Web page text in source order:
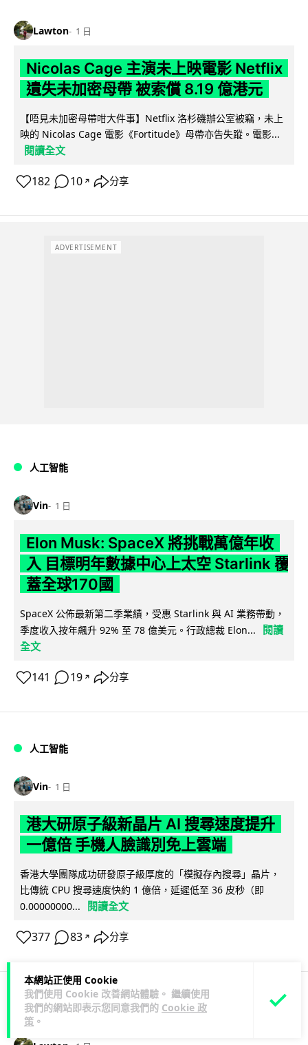
本網站正使用 Cookie
我們使用 Cookie 改善網站體驗。 繼續使用
我們的網站即表示您同意我們的 Cookie 政
策 。
Lawton 1 日
Nicolas Cage 主演未上映電影 Netflix
遺失未加密母帶 被索償 8.19 億港元
【唔見未加密母帶咁大件事】Netflix 洛杉磯辦公室被竊，未上
映的 Nicolas Cage 電影《Fortitude》母帶亦告失蹤。電影...
閱讀全文
182 10 ↗ 分享
ADVERTISEMENT
人工智能
Vin 1 日
Elon Musk: SpaceX 將挑戰萬億年收
入 目標明年數據中心上太空 Starlink 覆
蓋全球170國
SpaceX 公佈最新第二季業績，受惠 Starlink 與 AI 業務帶動，
季度收入按年飆升 92% 至 78 億美元。行政總裁 Elon...
閱讀
全文
141 19 ↗ 分享
人工智能
Vin 1 日
港大研原子級新晶片 AI 搜尋速度提升
一億倍 手機人臉識別免上雲端
香港大學團隊成功研發原子級厚度的「模擬存內搜尋」晶片，
比傳統 CPU 搜尋速度快約 1 億倍，延遲低至 36 皮秒（即
0.00000000...
閱讀全文
377 83 ↗ 分享
科技娛樂 生活科技 旅遊